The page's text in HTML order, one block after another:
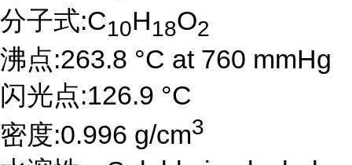
分子式:C10H18O2
沸点:263.8 °C at 760 mmHg
闪光点:126.9 °C
密度:0.996 g/cm3